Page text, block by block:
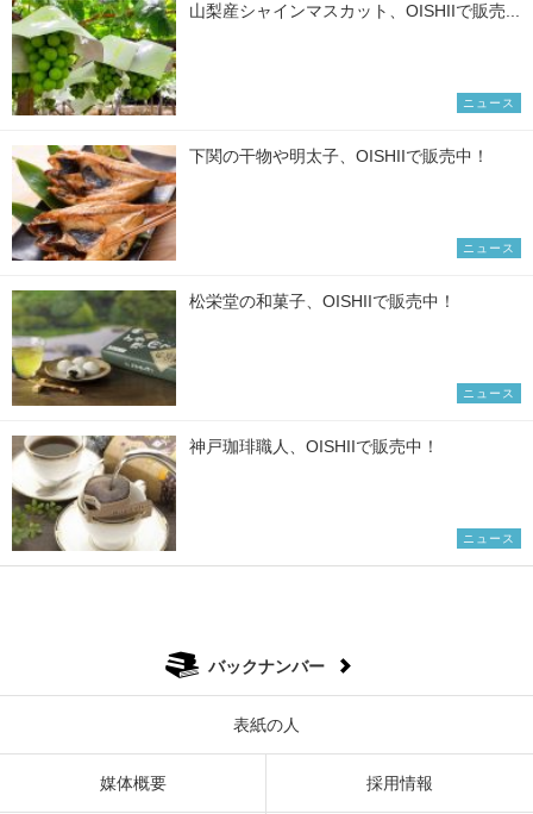
山梨産シャインマスカット、OISHIIで販売...
ニュース
下関の干物や明太子、OISHIIで販売中！
ニュース
松栄堂の和菓子、OISHIIで販売中！
ニュース
神戸珈琲職人、OISHIIで販売中！
ニュース
バックナンバー
表紙の人
媒体概要 採用情報